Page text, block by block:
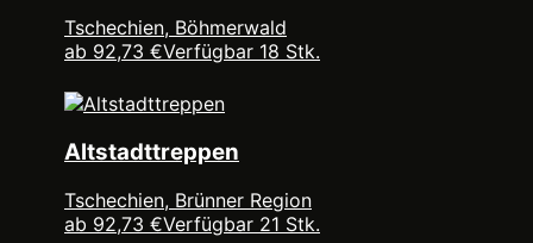
Tschechien, Böhmerwald
ab 92,73 €Verfügbar 18 Stk.
Altstadttreppen
Tschechien, Brünner Region
ab 92,73 €Verfügbar 21 Stk.